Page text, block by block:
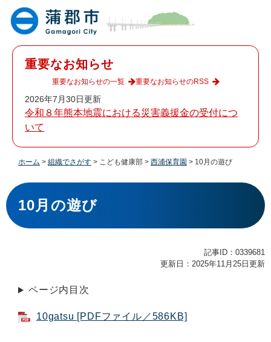
重要なお知らせ
2026年7月30日更新
令和８年熊本地震における災害義援金の受付につ
いて
重要なお知らせの一覧 重要なお知らせのRSS
ホーム > 組織でさがす > こども健康部 > 西浦保育園 > 10月の遊び
本
文
10月の遊び
記事ID：0339681
更新日：2025年11月25日更新
ページ内目次
10gatsu [PDFファイル／586KB]